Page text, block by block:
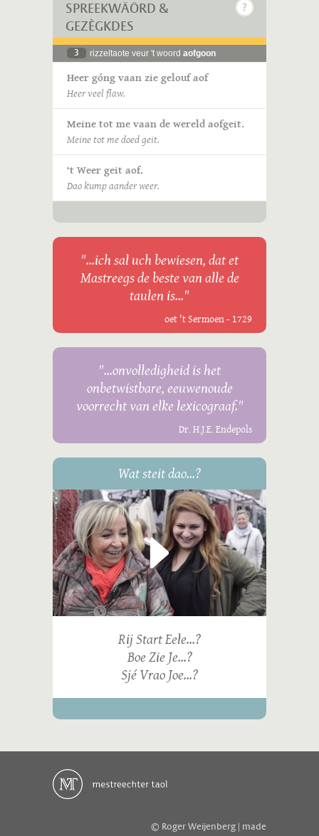
SPREEKWÄÖRD &
GEZÈGKDES
3 rizzeltaote veur 't woord aofgoon
Heer góng vaan zie gelouf aof
Heer veel flaw.
Meine tot me vaan de wereld aofgeit.
Meine tot me doed geit.
‘t Weer geit aof.
Dao kump aander weer.
"...ich sal uch bewiesen, dat et
Mastreegs de beste van alle de
taulen is..."
oet 't Sermoen - 1729
"...onvolledigheid is het
onbetwistbare, eeuwenoude
voorrecht van elke lexicograaf."
Dr. H.J.E. Endepols
Wat steit dao...?
Rij Start Eele...?
Boe Zie Je...?
Sjé Vrao Joe...?
© Roger Weijenberg | made